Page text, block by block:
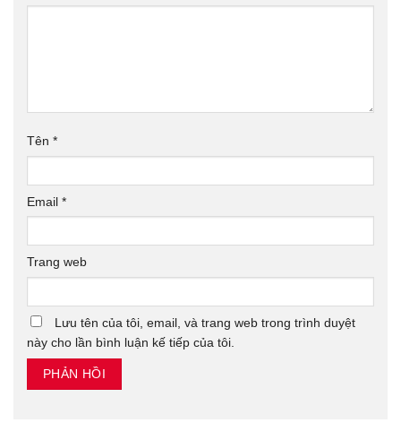
Tên *
Email *
Trang web
Lưu tên của tôi, email, và trang web trong trình duyệt
này cho lần bình luận kế tiếp của tôi.